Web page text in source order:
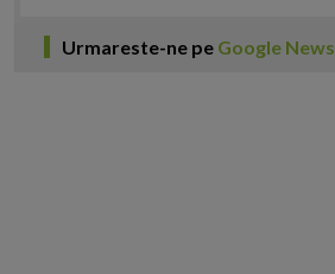
Urmareste-ne pe Google News